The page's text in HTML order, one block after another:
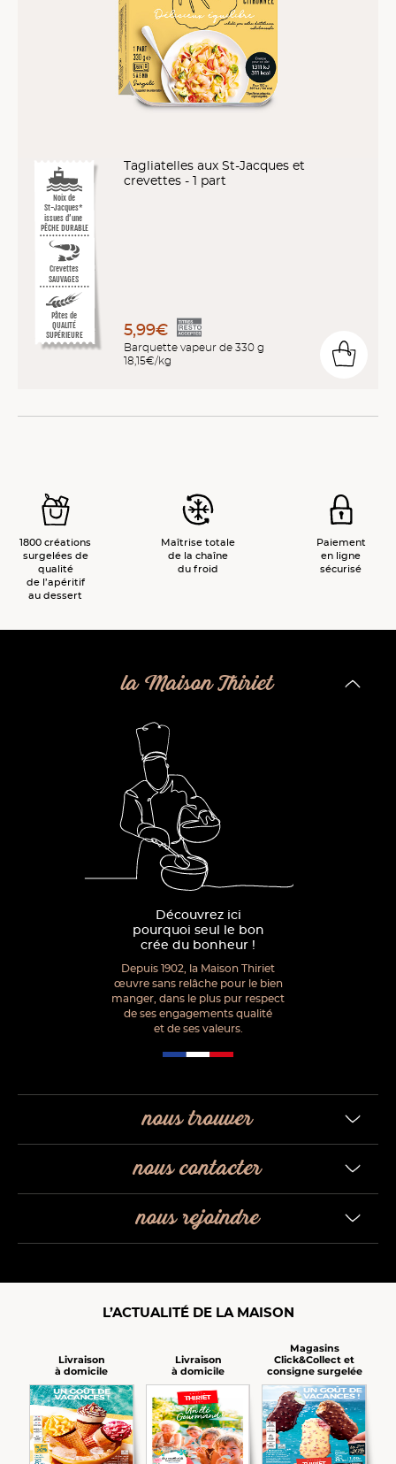
Noix de
St-Jacques*
issues d’une
PÊCHE DURABLE
Pâtes de
QUALITÉ
SUPÉRIEURE
Crevettes
SAUVAGES
Tagliatelles aux St-Jacques et
crevettes - 1 part
5,99€
Barquette vapeur de 330 g
18,15€/kg
1800 créations
surgelées de
qualité
de l’apéritif
au dessert
Maîtrise totale
de la chaîne
du froid
Paiement
en ligne
sécurisé
la Maison Thiriet
Découvrez ici
pourquoi seul le bon
crée du bonheur !
Depuis 1902, la Maison Thiriet
œuvre sans relâche pour le bien
manger, dans le plus pur respect
de ses engagements qualité
et de ses valeurs.
nous trouver
nous contacter
nous rejoindre
L’ACTUALITÉ DE LA MAISON
Livraison
à domicile
Livraison
à domicile
Magasins
Click&Collect et
consigne surgelée